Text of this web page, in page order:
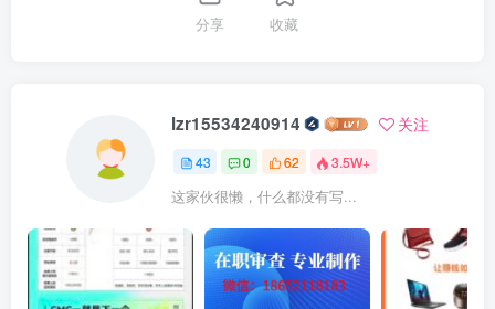
分享 收藏
lzr15534240914 关注
43 0 62 3.5W+
这家伙很懒，什么都没有写...